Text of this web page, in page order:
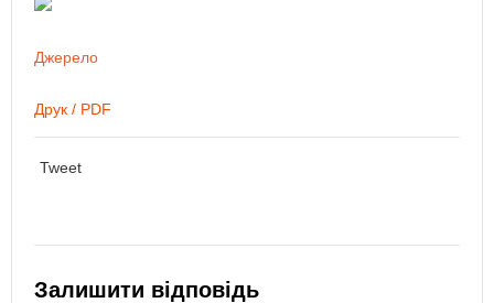
Джерело
Друк / PDF
Tweet
Залишити відповідь